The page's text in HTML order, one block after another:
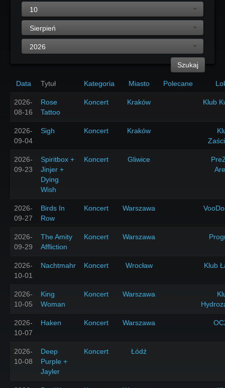
10
Sierpień
2026
Szukaj
Data Tytuł Kategoria Miasto Polecane
2026-
08-16
Rose
Tattoo
Koncert Kraków Klub
2026-
09-04
Sigh Koncert Kraków
2026-
09-23
Spiritbox +
Jinjer +
Dying
Wish
Koncert Gliwice
2026-
09-27
Birds In
Row
Koncert Warszawa
2026-
09-29
The Amity
Affliction
Koncert Warszawa
2026-
10-01
Nachtmahr Koncert Wrocław Klub
2026-
10-05
King
Woman
Koncert Warszawa
2026-
10-07
Haken Koncert Warszawa
2026-
10-08
Deep
Purple +
Jayler
Koncert Łódź